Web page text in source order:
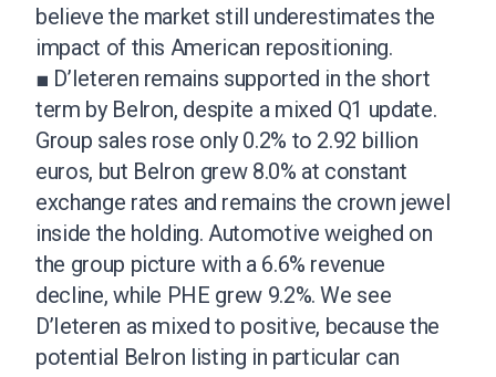
believe the market still underestimates the
impact of this American repositioning.
■ D’Ieteren remains supported in the short
term by Belron, despite a mixed Q1 update.
Group sales rose only 0.2% to 2.92 billion
euros, but Belron grew 8.0% at constant
exchange rates and remains the crown jewel
inside the holding. Automotive weighed on
the group picture with a 6.6% revenue
decline, while PHE grew 9.2%. We see
D’Ieteren as mixed to positive, because the
potential Belron listing in particular can